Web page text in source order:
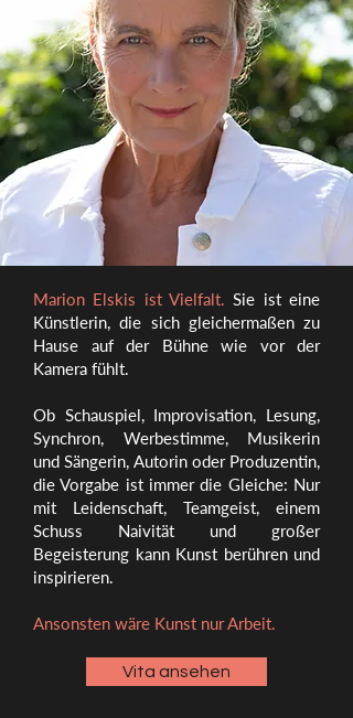
Marion Elskis ist Vielfalt. Sie ist eine
Künstlerin, die sich gleichermaßen zu
Hause auf der Bühne wie vor der
Kamera fühlt.
Ob Schauspiel, Improvisation, Lesung,
Synchron, Werbestimme, Musikerin
und Sängerin, Autorin oder Produzentin,
die Vorgabe ist immer die Gleiche: Nur
mit Leidenschaft, Teamgeist, einem
Schuss Naivität und großer
Begeisterung kann Kunst berühren und
inspirieren.
Ansonsten wäre Kunst nur Arbeit.
Vita ansehen